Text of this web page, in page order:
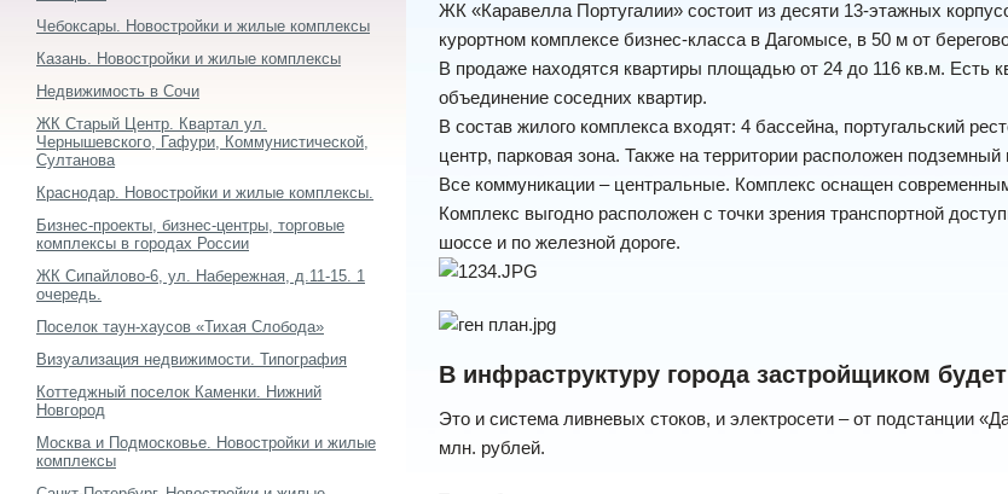
ЖК «Каравелла Португалии» состоит из десяти 13-этажных
курортном комплексе бизнес-класса в Дагомысе, в 50 м от
В продаже находятся квартиры площадью от 24 до 116 кв.м. Есть
объединение соседних квартир.
В состав жилого комплекса входят: 4 бассейна, португальский
центр, парковая зона. Также на территории расположен подземный
Все коммуникации – центральные. Комплекс оснащен
Комплекс выгодно расположен с точки зрения транспортной
шоссе и по железной дороге.
В инфраструктуру города застройщиком
Это и система ливневых стоков, и электросети – от подстанции
млн. рублей.
Чебоксары. Новостройки и жилые комплексы
Казань. Новостройки и жилые комплексы
Недвижимость в Сочи
ЖК Старый Центр. Квартал ул.
Чернышевского, Гафури, Коммунистической,
Султанова
Краснодар. Новостройки и жилые комплексы.
Бизнес-проекты, бизнес-центры, торговые
комплексы в городах России
ЖК Сипайлово-6, ул. Набережная, д.11-15. 1
очередь.
Поселок таун-хаусов «Тихая Слобода»
Визуализация недвижимости. Типография
Коттеджный поселок Каменки. Нижний
Новгород
Москва и Подмосковье. Новостройки и жилые
комплексы